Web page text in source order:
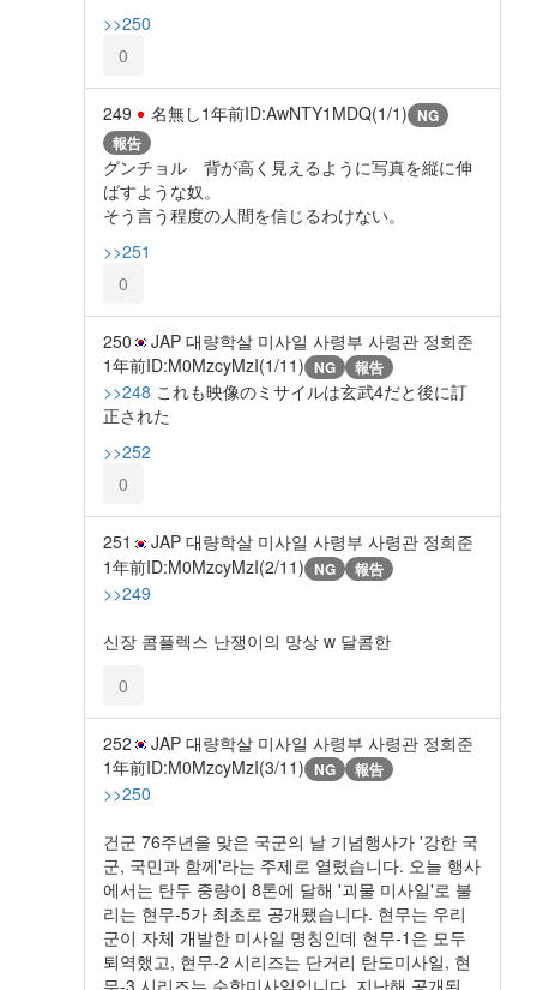
>>250
0
249 名無し1年前ID:AwNTY1MDQ(1/1) NG
報告
グンチョル 背が高く見えるように写真を縦に伸
ばすような奴。
そう言う程度の人間を信じるわけない。
>>251
0
250
JAP 대량학살 미사일 사령부 사령관 정희준
1年前ID:M0MzcyMzI(1/11) NG 報告
>>248 これも映像のミサイルは玄武4だと後に訂
正された
>>252
0
251
JAP 대량학살 미사일 사령부 사령관 정희준
1年前ID:M0MzcyMzI(2/11) NG 報告
>>249
신장 콤플렉스 난쟁이의 망상 w 달콤한
0
252
JAP 대량학살 미사일 사령부 사령관 정희준
1年前ID:M0MzcyMzI(3/11) NG 報告
>>250
건군 76주년을 맞은 국군의 날 기념행사가 '강한 국
군, 국민과 함께'라는 주제로 열렸습니다. 오늘 행사
에서는 탄두 중량이 8톤에 달해 '괴물 미사일'로 불
리는 현무-5가 최초로 공개됐습니다. 현무는 우리
군이 자체 개발한 미사일 명칭인데 현무-1은 모두
퇴역했고, 현무-2 시리즈는 단거리 탄도미사일, 현